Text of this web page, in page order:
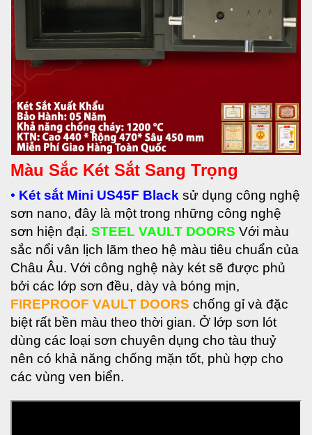
Màu Sắc Két Sắt Sang Trọng
• Két sắt Mini US45F Black sử dụng công nghệ
sơn nano, đây là một trong những công nghệ
sơn hiện đại. STEEL VAULT DOORS Với màu
sắc nổi vân lịch lãm theo hệ màu tiêu chuẩn của
Châu Âu. Với công nghệ này két sẽ được phủ
bởi các lớp sơn đều, dày và bóng mịn,
FIREPROOF VAULT DOORS chống gỉ và đặc
biệt rất bền màu theo thời gian. Ở lớp sơn lót
dùng các loại sơn chuyên dụng cho tàu thuỷ
nên có khả năng chống mặn tốt, phù hợp cho
các vùng ven biển.